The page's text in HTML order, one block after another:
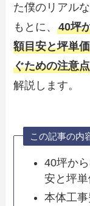
た僕のリアル
もとに、40坪
額目安と坪単
ぐための注意点
解説します。
この記事の内
40坪か
安と坪
本体工